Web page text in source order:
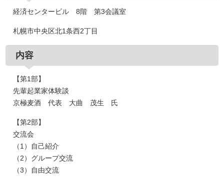
経済センタービル 8階 第3会議室
札幌市中央区北1条西2丁目
内容
【第1部】
先輩起業家体験談
京極麦酒 代表 大曲 茂生 氏
【第2部】
交流会
（1）自己紹介
（2）グループ交流
（3）自由交流